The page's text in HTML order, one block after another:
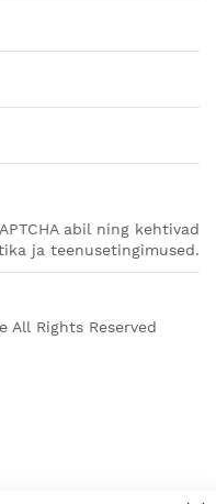
abil ning kehtivad
ja teenusetingimused.
All Rights Reserved